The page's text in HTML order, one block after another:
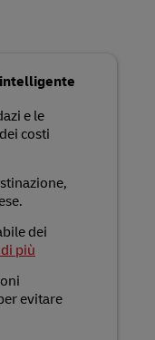
intelligente
e le
costi
dei
più
evitare